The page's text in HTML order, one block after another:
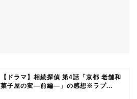
【ドラマ】相続探偵 第4話「京都 老舗和
菓子屋の変―前編―」の感想※ラプ...